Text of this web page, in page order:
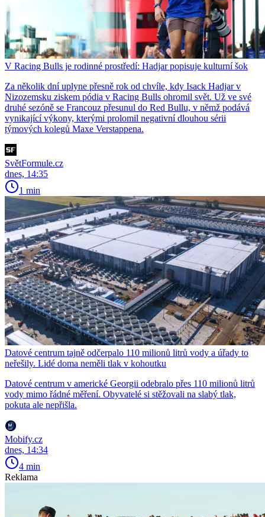
V Racing Bulls je rodinné prostředí: Hadjar popisuje kulturní šok
Za několik dní uplyne přesně rok od chvíle, kdy Isack Hadjar v
Nizozemsku ziskem pódia v Racing Bulls ohromil svět. Už ve své
druhé sezóně se Francouz přesunul do Red Bullu, v němž podává
vynikající výkony, kterými prolomil negativní dlouhou sérii
týmových kolegů Maxe Verstappena.
SvětFormule.cz
dnes, 14:35
1 min
Datové centrum tajně odčerpalo 110 milionů litrů vody a úřady to
neřešily. Lidé doma neměli tlak v kohoutku
Datové centrum v americké Georgii odebralo přes 110 milionů litrů
vody mimo řádné měření. Obyvatelé si stěžovali na slabý tlak,
pokuta ale nepřišla.
Mobify.cz
dnes, 14:34
4 min
Reklama